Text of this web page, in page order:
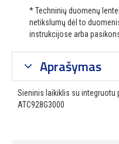
* Techninių duomenų
netikslumų dėl to
instrukcijose arba
Aprašymas
Sieninis laikiklis su integruotu
ATC928G3000